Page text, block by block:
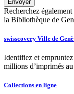
Recherchez
la Bibliothèque de
swisscovery Ville de
Identifiez et
millions d’imprimés
Collections en ligne